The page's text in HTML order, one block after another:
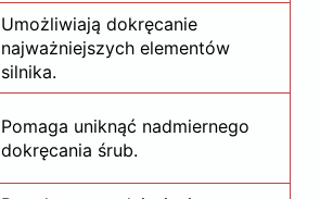
Umożliwiają dokręcanie
najważniejszych elementów
silnika.
Pomaga uniknąć nadmiernego
dokręcania śrub.